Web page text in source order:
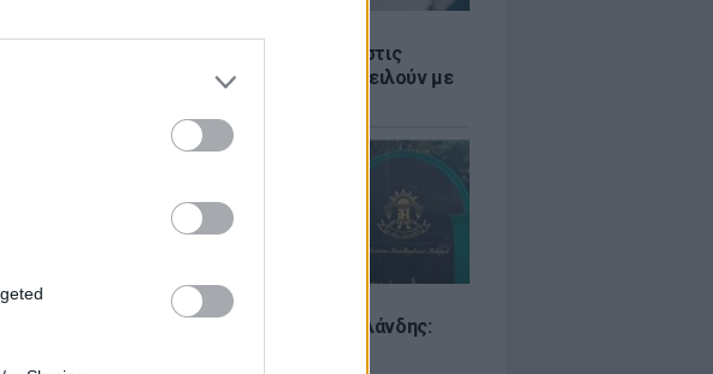
Γονικές παροχές: Οι παγίδες στις
μεταφορές χρημάτων που απειλούν με
ΕΙΔΗΣΕΙΣ
Μακελειό σε σχολείο της Ταϊλάνδης: